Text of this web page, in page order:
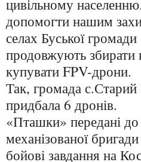
цивільному
допомогти нашим
селах Буської громади
продовжують збирати
купувати FPV-дрони.
Так, громада
придбала 6 дронів.
«Пташки» передані
механізованої
бойові завдання на